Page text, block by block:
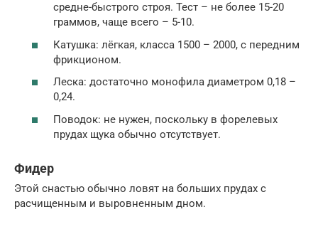
средне-быстрого строя. Тест – не более 15-20
граммов, чаще всего – 5-10.
Катушка: лёгкая, класса 1500 – 2000, с передним
фрикционом.
Леска: достаточно монофила диаметром 0,18 –
0,24.
Поводок: не нужен, поскольку в форелевых
прудах щука обычно отсутствует.
Фидер
Этой снастью обычно ловят на больших прудах с
расчищенным и выровненным дном.